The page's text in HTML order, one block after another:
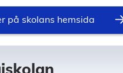
på skolans hemsida